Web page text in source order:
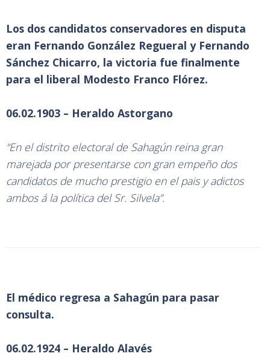
Los dos candidatos conservadores en disputa
eran Fernando González Regueral y Fernando
Sánchez Chicarro, la victoria fue finalmente
para el liberal Modesto Franco Flórez.
06.02.1903 – Heraldo Astorgano
“En el distrito electoral de Sahagún reina gran
marejada por presentarse con gran empeño dos
candidatos de mucho prestigio en el pais y adictos
ambos á la política del Sr. Silvela”.
El médico regresa a Sahagún para pasar
consulta.
06.02.1924 – Heraldo Alavés